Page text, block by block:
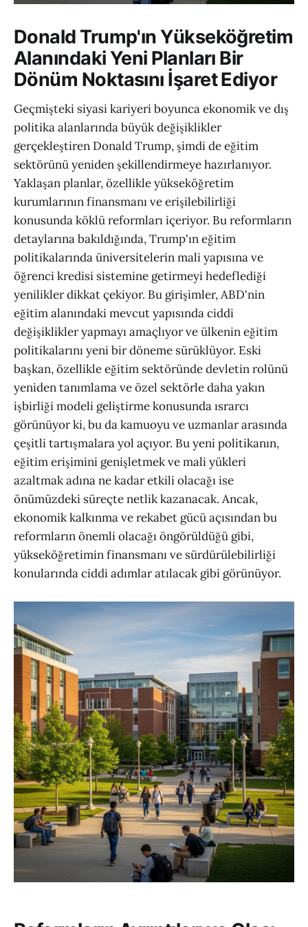
Donald Trump'ın Yükseköğretim
Alanındaki Yeni Planları Bir
Dönüm Noktasını İşaret Ediyor
Geçmişteki siyasi kariyeri boyunca ekonomik ve dış
politika alanlarında büyük değişiklikler
gerçekleştiren Donald Trump, şimdi de eğitim
sektörünü yeniden şekillendirmeye hazırlanıyor.
Yaklaşan planlar, özellikle yükseköğretim
kurumlarının finansmanı ve erişilebilirliği
konusunda köklü reformları içeriyor. Bu reformların
detaylarına bakıldığında, Trump'ın eğitim
politikalarında üniversitelerin mali yapısına ve
öğrenci kredisi sistemine getirmeyi hedeflediği
yenilikler dikkat çekiyor. Bu girişimler, ABD'nin
eğitim alanındaki mevcut yapısında ciddi
değişiklikler yapmayı amaçlıyor ve ülkenin eğitim
politikalarını yeni bir döneme sürüklüyor. Eski
başkan, özellikle eğitim sektöründe devletin rolünü
yeniden tanımlama ve özel sektörle daha yakın
işbirliği modeli geliştirme konusunda ısrarcı
görünüyor ki, bu da kamuoyu ve uzmanlar arasında
çeşitli tartışmalara yol açıyor. Bu yeni politikanın,
eğitim erişimini genişletmek ve mali yükleri
azaltmak adına ne kadar etkili olacağı ise
önümüzdeki süreçte netlik kazanacak. Ancak,
ekonomik kalkınma ve rekabet gücü açısından bu
reformların önemli olacağı öngörüldüğü gibi,
yükseköğretimin finansmanı ve sürdürülebilirliği
konularında ciddi adımlar atılacak gibi görünüyor.